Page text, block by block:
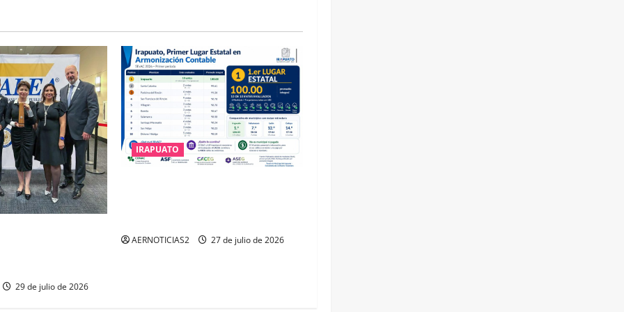
29 de julio de 2026
IRAPUATO
AERNOTICIAS2 27 de julio de 2026